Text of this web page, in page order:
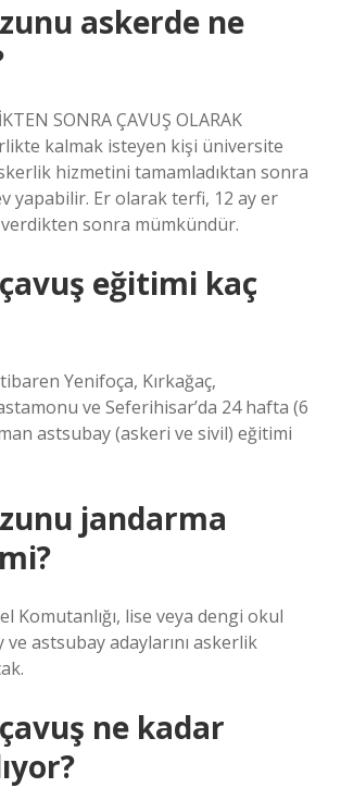
askerde ne
SONRA ÇAVUŞ OLARAK
kalmak isteyen kişi üniversite
hizmetini tamamladıktan sonra
yapabilir. Er olarak terfi, 12 ay er
sonra mümkündür.
eğitimi kaç
Yenifoça, Kırkağaç,
ve Seferihisar’da 24 hafta (6
astsubay (askeri ve sivil) eğitimi
jandarma
Komutanlığı, lise veya dengi okul
astsubay adaylarını askerlik
ne kadar